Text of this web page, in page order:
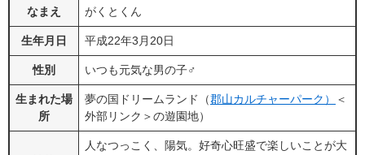
なまえ
がくとくん
生年月日 平成22年3月20日
性別 いつも元気な男の子♂
生まれた場
所
夢の国ドリームランド（郡山カルチャーパーク）
＜
外部リンク＞の遊園地）
人なつっこく、陽気。好奇心旺盛で楽しいことが大